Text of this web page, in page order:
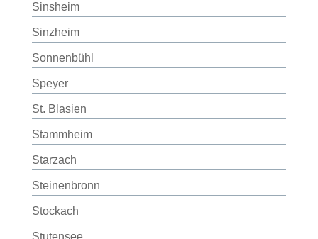
Sinsheim
Sinzheim
Sonnenbühl
Speyer
St. Blasien
Stammheim
Starzach
Steinenbronn
Stockach
Stutensee